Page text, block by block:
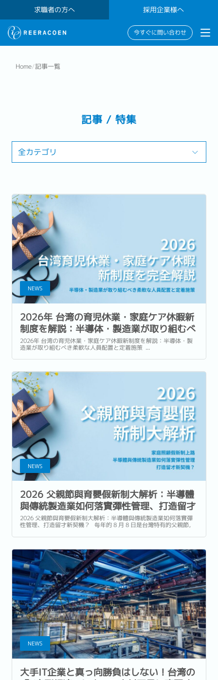
求職者の方へ 採用企業様へ
今すぐに問い合わせ
Home/記事一覧
記事 / 特集
全カテゴリ
NEWS
2026年 台湾の育児休業・家庭ケア休暇新
制度を解説：半導体・製造業が取り組むべ
き柔軟な人員配置と定着施策
2026年 台湾の育児休業・家庭ケア休暇新制度を解説：半導体・製
造業が取り組むべき柔軟な人員配置と定着施策 ...
NEWS
2026 父親節與育嬰假新制大解析：半導體
與傳統製造業如何落實彈性管理、打造留才
新契機？
2026 父親節與育嬰假新制大解析：半導體與傳統製造業如何落實彈
性管理、打造留才新契機？ 每年的 8 月 8 日是台灣特有的父親節，
NEWS
大手IT企業と真っ向勝負はしない！台湾の